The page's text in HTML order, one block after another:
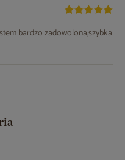
bardzo zadowolona,szybka